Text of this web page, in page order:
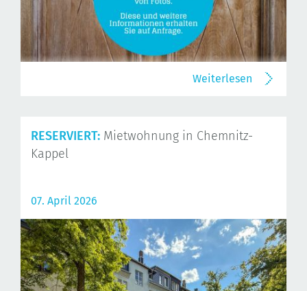
Weiterlesen
RESERVIERT: Mietwohnung in Chemnitz-
Kappel
07. April 2026